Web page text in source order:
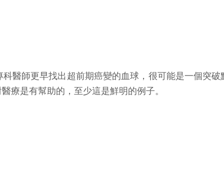
科醫師更早找出超前期癌變的血球，很可能是一個突
療是有幫助的，至少這是鮮明的例子。